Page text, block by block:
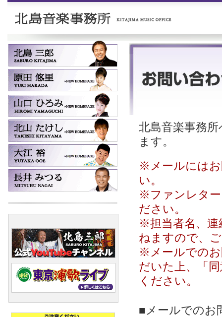
北島音楽事務
ます。
※メールにはお
い。
※ファンレター
ださい。
※担当者名、連
ねますので、
※メールでのお
だいた上、「
ください。
■メールでのお